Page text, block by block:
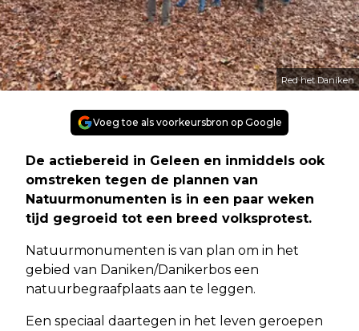
Red het Daniken
Voeg toe als voorkeursbron op Google
De actiebereid in Geleen en inmiddels ook
omstreken tegen de plannen van
Natuurmonumenten is in een paar weken
tijd gegroeid tot een breed volksprotest.
Natuurmonumenten is van plan om in het
gebied van Daniken/Danikerbos een
natuurbegraafplaats aan te leggen.
Een speciaal daartegen in het leven geroepen